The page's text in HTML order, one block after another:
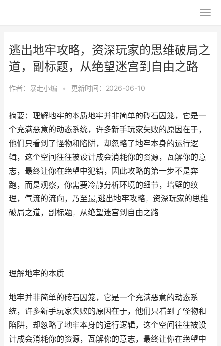
逃出地牢攻略，资深玩家的思维破局之
道，副标题，从绝望迷宫到自由之路
作者： 暴走小编 • 更新时间：2026-06-10
摘要：理解地牢的本质地牢并非简单的砖石囚笼，它是一
个充满恶意的动态系统，许多新手玩家失败的原因在于，
他们只看到了怪物和陷阱，却忽略了地牢本身的运行逻
辑，这个空间往往被设计成会消耗你的资源，瓦解你的意
志，最终让你在绝望中犯错，因此攻略的第一步不是奔
跑，而是观察，你需要冷静分析环境的细节，墙壁的纹
理，气流的流向，乃至最,逃出地牢攻略，资深玩家的思维
破局之道，副标题，从绝望迷宫到自由之路
理解地牢的本质
地牢并非简单的砖石囚笼，它是一个充满恶意的动态系
统，许多新手玩家失败的原因在于，他们只看到了怪物和
陷阱，却忽略了地牢本身的运行逻辑，这个空间往往被设
计成会消耗你的资源，瓦解你的意志，最终让你在绝望中